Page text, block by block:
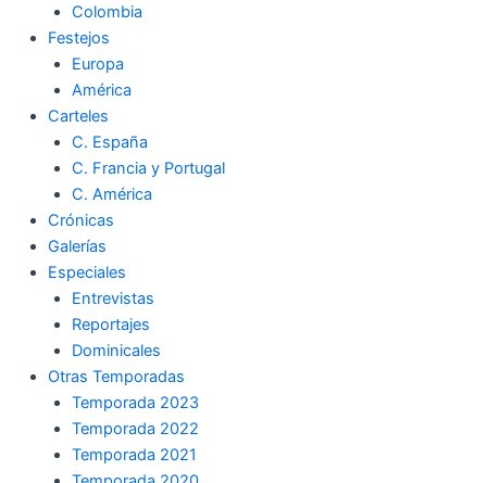
Colombia
Festejos
Europa
América
Carteles
C. España
C. Francia y Portugal
C. América
Crónicas
Galerías
Especiales
Entrevistas
Reportajes
Dominicales
Otras Temporadas
Temporada 2023
Temporada 2022
Temporada 2021